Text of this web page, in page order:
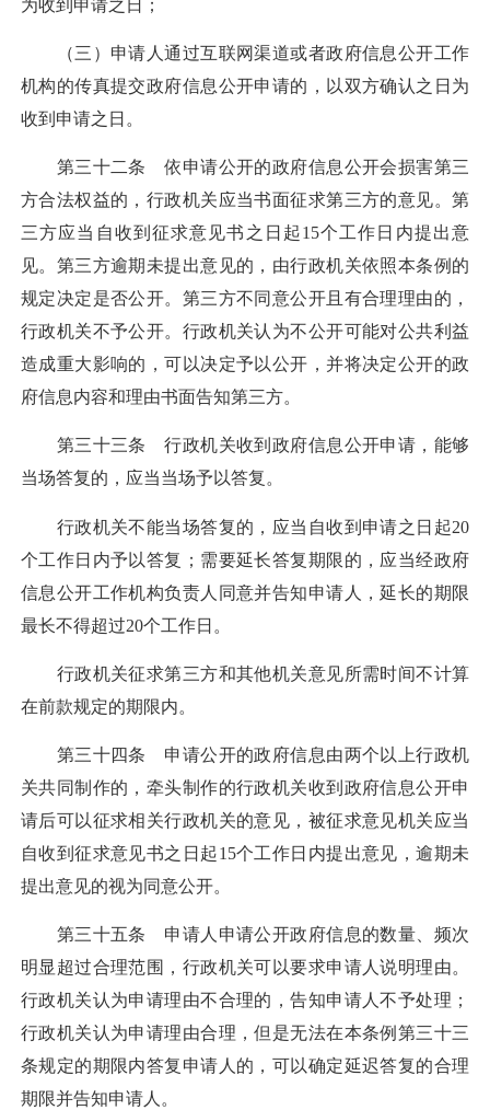
为收到申请之日；
（三）申请人通过互联网渠道或者政府信息公开工作
机构的传真提交政府信息公开申请的，以双方确认之日为
收到申请之日。
第三十二条 依申请公开的政府信息公开会损害第三
方合法权益的，行政机关应当书面征求第三方的意见。第
三方应当自收到征求意见书之日起15个工作日内提出意
见。第三方逾期未提出意见的，由行政机关依照本条例的
规定决定是否公开。第三方不同意公开且有合理理由的，
行政机关不予公开。行政机关认为不公开可能对公共利益
造成重大影响的，可以决定予以公开，并将决定公开的政
府信息内容和理由书面告知第三方。
第三十三条 行政机关收到政府信息公开申请，能够
当场答复的，应当当场予以答复。
行政机关不能当场答复的，应当自收到申请之日起20
个工作日内予以答复；需要延长答复期限的，应当经政府
信息公开工作机构负责人同意并告知申请人，延长的期限
最长不得超过20个工作日。
行政机关征求第三方和其他机关意见所需时间不计算
在前款规定的期限内。
第三十四条 申请公开的政府信息由两个以上行政机
关共同制作的，牵头制作的行政机关收到政府信息公开申
请后可以征求相关行政机关的意见，被征求意见机关应当
自收到征求意见书之日起15个工作日内提出意见，逾期未
提出意见的视为同意公开。
第三十五条 申请人申请公开政府信息的数量、频次
明显超过合理范围，行政机关可以要求申请人说明理由。
行政机关认为申请理由不合理的，告知申请人不予处理；
行政机关认为申请理由合理，但是无法在本条例第三十三
条规定的期限内答复申请人的，可以确定延迟答复的合理
期限并告知申请人。